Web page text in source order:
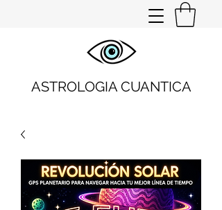
ASTROLOGIA CUANTICA